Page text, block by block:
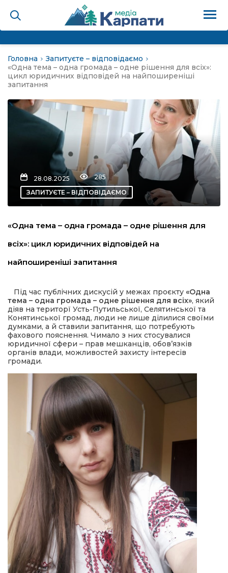
Героям!
вісті
голос гірського краю
умови придбання
та контакти
Головна
Запитуєте – відповідаємо
«Одна тема – одна громада – одне рішення для всіх»:
цикл юридичних відповідей на найпоширеніші
запитання
28.08.2025
285
ЗАПИТУЄТЕ – ВІДПОВІДАЄМО
«Одна тема – одна громада – одне рішення для
всіх»: цикл юридичних відповідей на
найпоширеніші запитання
Під час публічних дискусій у межах проєкту «Одна
тема – одна громада – одне рішення для всіх», який
діяв на територї Усть-Путильської, Селятинської та
Конятинської громад, люди не лише ділилися своїми
думками, а й ставили запитання, що потребують
фахового пояснення. Чимало з них стосувалися
юридичної сфери – прав мешканців, обов’язків
органів влади, можливостей захисту інтересів
громади.